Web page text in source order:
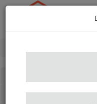
Избранное